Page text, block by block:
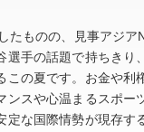
ものの、見事アジア
手の話題で持ちきり
の夏です。お金や利
スや心温まるスポー
な国際情勢が現存す